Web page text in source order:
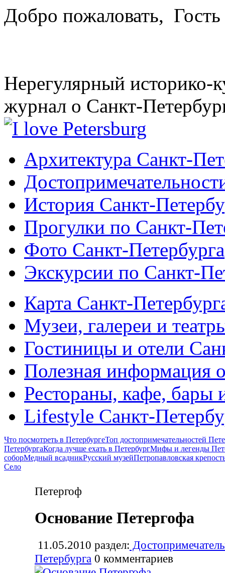
Добро пожаловать, Гость
Нерегулярный историко-
журнал о Санкт-
Архитектура Санкт-
История Санкт-
Прогулки по Санкт-
Фото Санкт-Петербурга
Экскурсии по Санкт-
Карта Санкт-
Музеи, галереи и
Гостиницы и отели
Полезная информация
Рестораны, кафе, бары
Lifestyle Санкт-
Что посмотреть в ПетербургеТоп достопримечательностей
ПетербургаКогда лучше ехать в ПетербургМифы и легенды
соборМедный всадникРусский музейПетропавловская
Село
Петергоф
Основание Петергофа
11.05.2010 раздел:
Петербурга 0 комментариев